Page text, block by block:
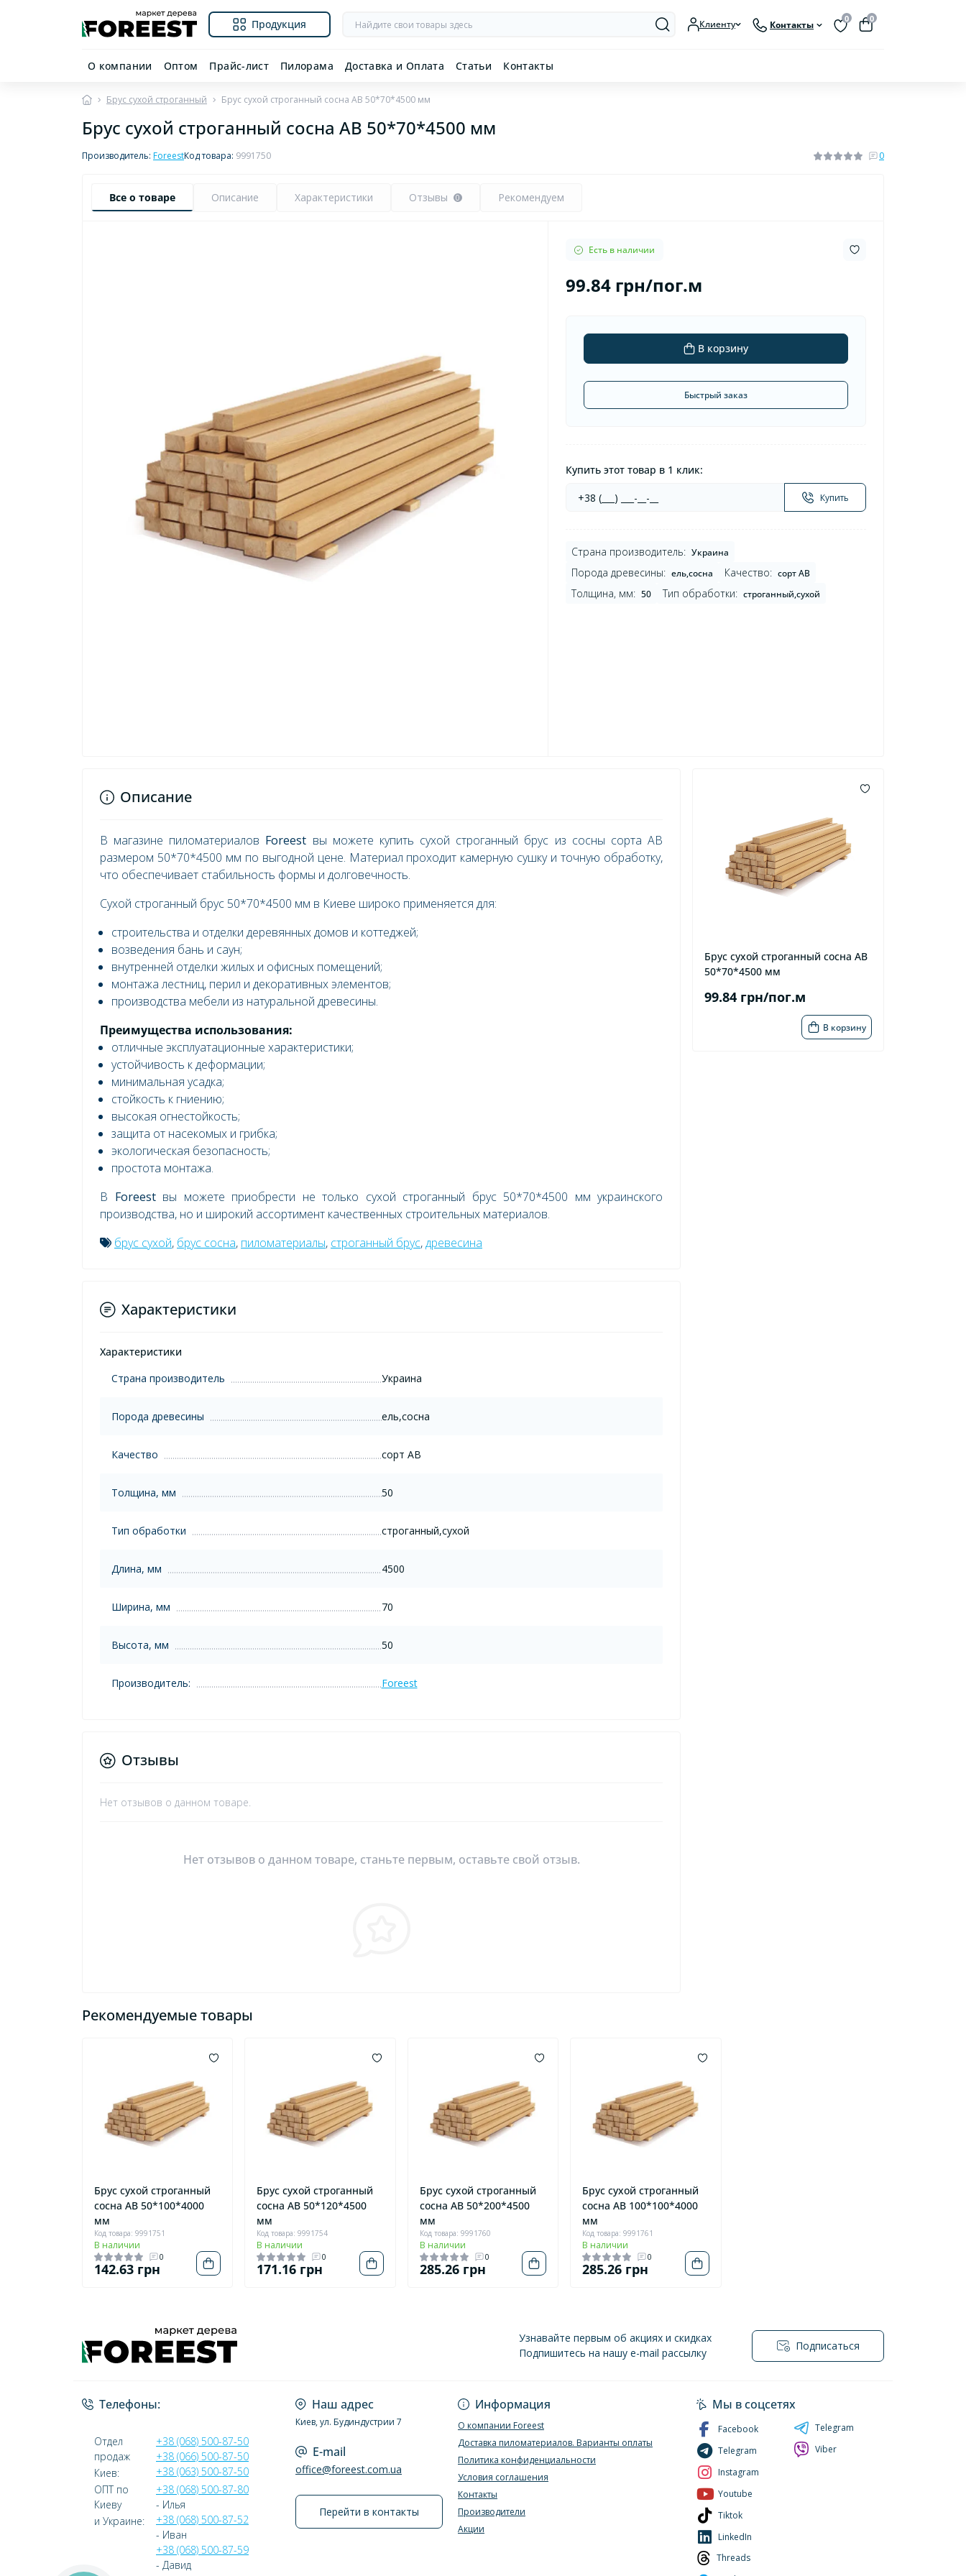
Продукция Клиенту Контакты
0 0
О компании Оптом Прайс-лист Пилорама Доставка и Оплата Статьи Контакты
Брус сухой строганный Брус сухой строганный сосна AB 50*70*4500 мм
Брус сухой строганный сосна AB 50*70*4500 мм
Производитель: ForeestКод товара: 9991750 0
Все о товаре Описание Характеристики Отзывы 0 Рекомендуем
Есть в наличии
99.84 грн/пог.м
В корзину
Быстрый заказ
Купить этот товар в 1 клик:
Купить
Страна производитель: Украина
Порода древесины: ель,сосна Качество: сорт AB
Толщина, мм: 50 Тип обработки: строганный,сухой
Брус сухой строганный сосна AB
50*70*4500 мм
99.84 грн/пог.м
В корзину
Описание
В магазине пиломатериалов Foreest вы можете купить сухой строганный брус из сосны сорта AB
размером 50*70*4500 мм по выгодной цене. Материал проходит камерную сушку и точную обработку,
что обеспечивает стабильность формы и долговечность.
Сухой строганный брус 50*70*4500 мм в Киеве широко применяется для:
строительства и отделки деревянных домов и коттеджей;
возведения бань и саун;
внутренней отделки жилых и офисных помещений;
монтажа лестниц, перил и декоративных элементов;
производства мебели из натуральной древесины.
Преимущества использования:
отличные эксплуатационные характеристики;
устойчивость к деформации;
минимальная усадка;
стойкость к гниению;
высокая огнестойкость;
защита от насекомых и грибка;
экологическая безопасность;
простота монтажа.
В Foreestвы можете приобрести не только сухой строганный брус 50*70*4500 мм украинского
производства, но и широкий ассортимент качественных строительных материалов.
брус сухой, брус сосна, пиломатериалы, строганный брус,древесина
Характеристики
Характеристики
Страна производитель
Украина
Порода древесины ель,сосна
Качество сорт AB
Толщина, мм 50
Тип обработки строганный,сухой
Длина, мм 4500
Ширина, мм 70
Высота, мм 50
Производитель: Foreest
Отзывы
Нет отзывов о данном товаре.
Нет отзывов о данном товаре, станьте первым, оставьте свой отзыв.
Рекомендуемые товары
Брус сухой строганный
сосна AB 50*100*4000
мм
Код товара: 9991751
В наличии
0
142.63 грн
Брус сухой строганный
сосна AB 50*120*4500
мм
Код товара: 9991754
В наличии
0
171.16 грн
Брус сухой строганный
сосна AB 50*200*4500
мм
Код товара: 9991760
В наличии
0
285.26 грн
Брус сухой строганный
сосна AB 100*100*4000
мм
Код товара: 9991761
В наличии
0
285.26 грн
Узнавайте первым об акциях и скидках
Подпишитесь на нашу e-mail рассылку
Подписаться
Телефоны:
Отдел
продаж
Киев:
+38 (068) 500-87-50
+38 (066) 500-87-50
+38 (063) 500-87-50
ОПТ по
Киеву
и Украине:
+38 (068) 500-87-80
- Илья
+38 (068) 500-87-52
- Иван
+38 (068) 500-87-59
- Давид
Наш адрес
Киев, ул. Будиндустрии 7
E-mail
office@foreest.com.ua
Перейти в контакты
Информация
О компании Foreest
Доставка пиломатериалов. Варианты оплаты
Политика конфиденциальности
Условия соглашения
Контакты
Производители
Акции
Мы в соцсетях
Facebook
Telegram
Instagram
Youtube
Tiktok
LinkedIn
Threads
Telegram
Viber